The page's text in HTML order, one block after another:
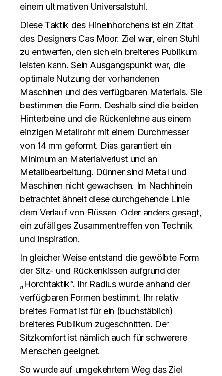
einem ultimativen Universalstuhl.
Diese Taktik des Hineinhorchens ist ein Zitat
des Designers Cas Moor. Ziel war, einen Stuhl
zu entwerfen, den sich ein breiteres Publikum
leisten kann. Sein Ausgangspunkt war, die
optimale Nutzung der vorhandenen
Maschinen und des verfügbaren Materials. Sie
bestimmen die Form. Deshalb sind die beiden
Hinterbeine und die Rückenlehne aus einem
einzigen Metallrohr mit einem Durchmesser
von 14 mm geformt. Dias garantiert ein
Minimum an Materialverlust und an
Metallbearbeitung. Dünner sind Metall und
Maschinen nicht gewachsen. Im Nachhinein
betrachtet ähnelt diese durchgehende Linie
dem Verlauf von Flüssen. Oder anders gesagt,
ein zufälliges Zusammentreffen von Technik
und Inspiration.
In gleicher Weise entstand die gewölbte Form
der Sitz- und Rückenkissen aufgrund der
„Horchtaktik“. Ihr Radius wurde anhand der
verfügbaren Formen bestimmt. Ihr relativ
breites Format ist für ein (buchstäblich)
breiteres Publikum zugeschnitten. Der
Sitzkomfort ist nämlich auch für schwerere
Menschen geeignet.
So wurde auf umgekehrtem Weg das Ziel